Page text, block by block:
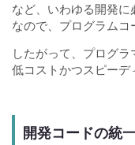
など、いわゆる開発
なので、プログラムコ
したがって、プログ
低コストかつスピーデ
開発コードの統